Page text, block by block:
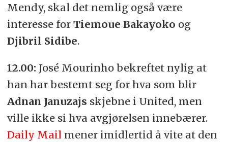
Mendy, skal det nemlig også være
interesse for Tiemoue Bakayoko og
Djibril Sidibe.
12.00: José Mourinho bekreftet nylig at
han har bestemt seg for hva som blir
Adnan Januzajs skjebne i United, men
ville ikke si hva avgjørelsen innebærer.
Daily Mail mener imidlertid å vite at den